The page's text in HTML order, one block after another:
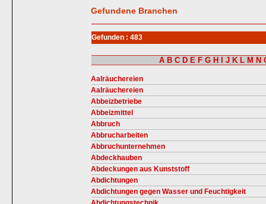
Gefundene Branchen
Gefunden : 483
A B C D E F G H J K L M N
Aalräuchereien
Aalräuchereien
Abbeizbetriebe
Abbeizmittel
Abbruch
Abbrucharbeiten
Abbruchunternehmen
Abdeckhauben
Abdeckungen aus Kunststoff
Abdichtungen
Abdichtungen gegen Wasser und Feuchtigkeit